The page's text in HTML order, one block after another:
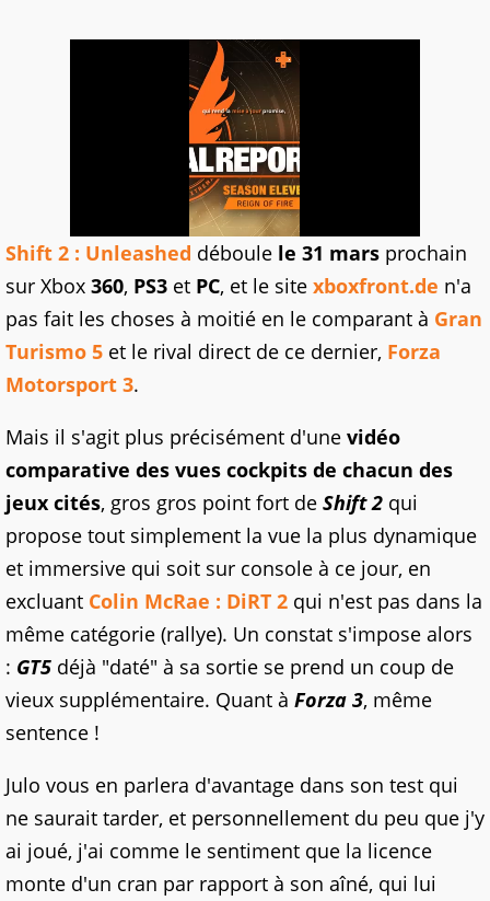
Shift 2 : Unleashed déboule le 31 mars prochain
sur Xbox 360, PS3 et PC, et le site xboxfront.de n'a
pas fait les choses à moitié en le comparant à Gran
Turismo 5 et le rival direct de ce dernier, Forza
Motorsport 3.
Mais il s'agit plus précisément d'une vidéo
comparative des vues cockpits de chacun des
jeux cités, gros gros point fort de Shift 2 qui
propose tout simplement la vue la plus dynamique
et immersive qui soit sur console à ce jour, en
excluant Colin McRae : DiRT 2 qui n'est pas dans la
même catégorie (rallye). Un constat s'impose alors
: GT5 déjà "daté" à sa sortie se prend un coup de
vieux supplémentaire. Quant à Forza 3, même
sentence !
Julo vous en parlera d'avantage dans son test qui
ne saurait tarder, et personnellement du peu que j'y
ai joué, j'ai comme le sentiment que la licence
monte d'un cran par rapport à son aîné, qui lui